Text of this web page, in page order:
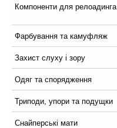
Компоненти для релоадинга
Фарбування та камуфляж
Захист слуху і зору
Одяг та спорядження
Триподи, упори та подущки
Снайперські мати